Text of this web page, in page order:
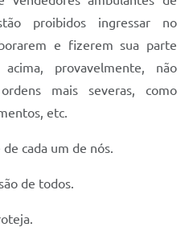
proibidos ingressar no
e fizerem sua parte
provavelmente, não
mais severas, como
etc.
cada um de nós.
de todos.